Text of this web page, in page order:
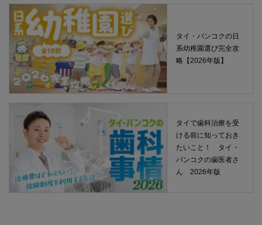
タイ・バンコクの日
系幼稚園選び完全攻
略【2026年版】
タイで歯科治療を受
ける前に知っておき
たいこと！ タイ・
バンコクの歯医者さ
ん 2026年版